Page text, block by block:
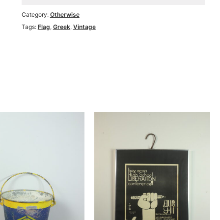
Category: Otherwise
Tags: Flag, Greek, Vintage